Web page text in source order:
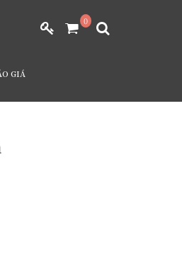
0
GIÁ